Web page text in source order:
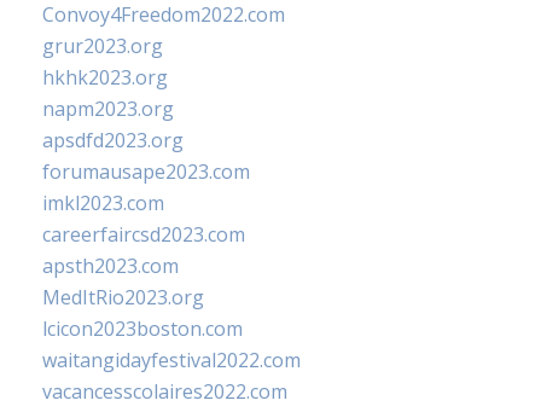
Convoy4Freedom2022.com
grur2023.org
hkhk2023.org
napm2023.org
apsdfd2023.org
forumausape2023.com
imkl2023.com
careerfaircsd2023.com
apsth2023.com
MedItRio2023.org
lcicon2023boston.com
waitangidayfestival2022.com
vacancesscolaires2022.com